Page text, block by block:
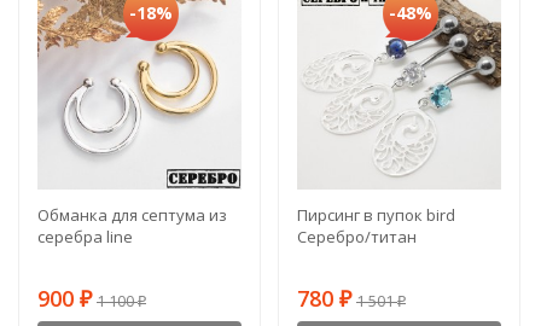
-18%
Обманка для септума из
серебра line
900 ₽ 1 100₽
-48%
Пирсинг в пупок bird
Серебро/титан
780 ₽ 1 501₽